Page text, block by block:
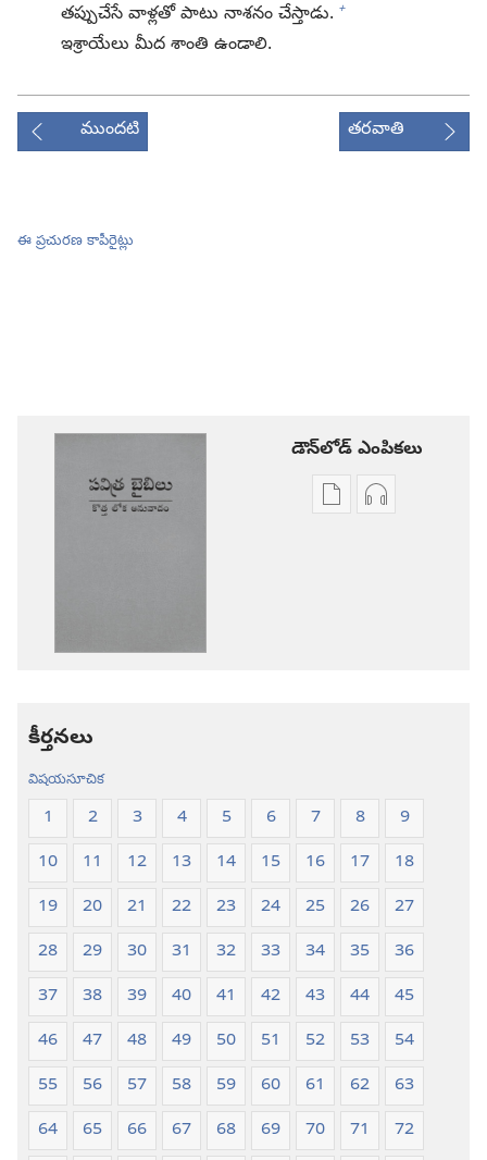
తప్పుచేసే వాళ్లతో పాటు నాశనం చేస్తాడు. +
ఇశ్రాయేలు మీద శాంతి ఉండాలి.
ముందటి తరవాతి
ఈ ప్రచురణ కాపీరైట్లు
డౌన్‌లోడ్‌ ఎంపికలు
ప్రచురణలఆడియో
కీర్తనలు
విషయసూచిక
1 2 3 4 5 6 7 8
9
10
11 12 13 14 15 16 17
18
19
20 21 22 23 24 25 26
27
28
29 30 31 32 33 34 35
36
37
38 39 40 41 42 43 44
45
46
47 48 49 50 51 52 53
54
55
56 57 58 59 60 61 62
63
64
65 66 67 68 69 70 71
72